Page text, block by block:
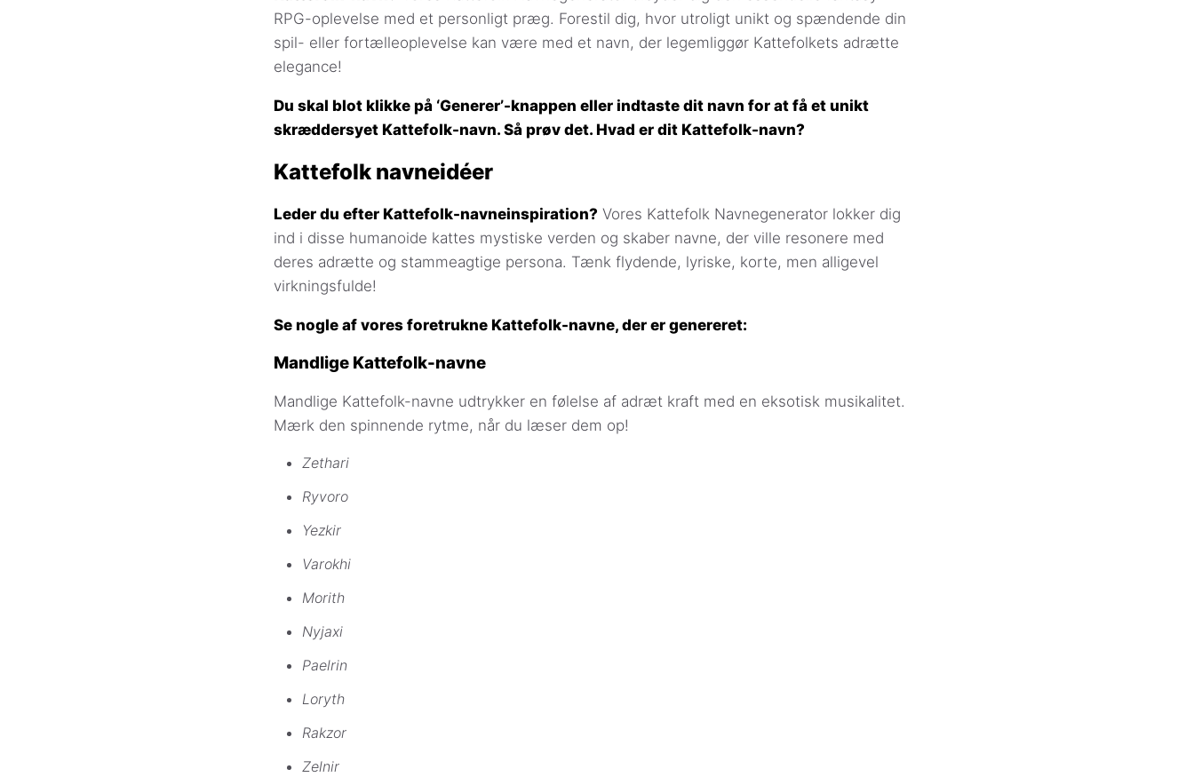
RPG-oplevelse med et personligt præg. Forestil dig, hvor utroligt unikt og spændende din
spil- eller fortælleoplevelse kan være med et navn, der legemliggør Kattefolkets adrætte
elegance!
Du skal blot klikke på ‘Generer’-knappen eller indtaste dit navn for at få et unikt
skræddersyet Kattefolk-navn. Så prøv det. Hvad er dit Kattefolk-navn?
Kattefolk navneidéer
Leder du efter Kattefolk-navneinspiration? Vores Kattefolk Navnegenerator lokker dig
ind i disse humanoide kattes mystiske verden og skaber navne, der ville resonere med
deres adrætte og stammeagtige persona. Tænk flydende, lyriske, korte, men alligevel
virkningsfulde!
Se nogle af vores foretrukne Kattefolk-navne, der er genereret:
Mandlige Kattefolk-navne
Mandlige Kattefolk-navne udtrykker en følelse af adræt kraft med en eksotisk musikalitet.
Mærk den spinnende rytme, når du læser dem op!
Zethari
Ryvoro
Yezkir
Varokhi
Morith
Nyjaxi
Paelrin
Loryth
Rakzor
Zelnir